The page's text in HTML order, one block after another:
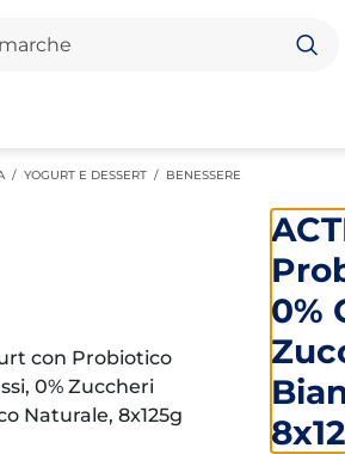
/ YOGURT E DESSERT / BENESSERE
0%